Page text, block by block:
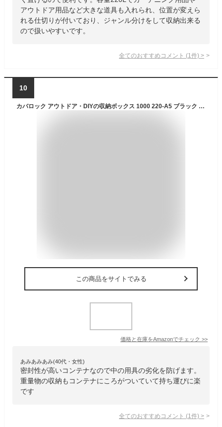
アウトドア用品など大きな道具も入れられ、位置が変えら
れる仕切りが付いており、ジャンル分けをして収納出来る
ので扱いやすいです。
全てのおすすめコメント (1 件) >
10
カバロック アウトドア・DIYの収納ボックス 1000 220-A5 ブラック 幅100×奥行50×高さ50cm
この商品をサイトでみる
価格と在庫をAmazonでチェック >>
あみあみあみ(40代・女性)
密封性が高いコンテナなので中の用具の劣化を防げます。
重量物の収納もコンテナにころがついていて持ち運びに楽
です
全てのおすすめコメント (1 件) >